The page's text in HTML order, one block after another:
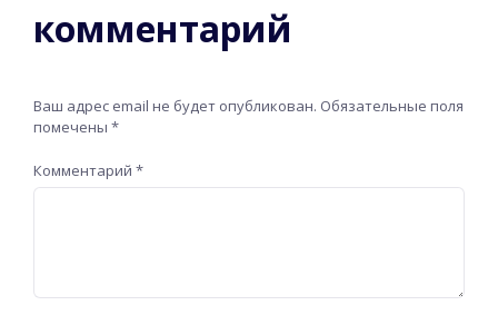
комментарий
Ваш адрес email не будет опубликован. Обязательные поля
помечены *
Комментарий *